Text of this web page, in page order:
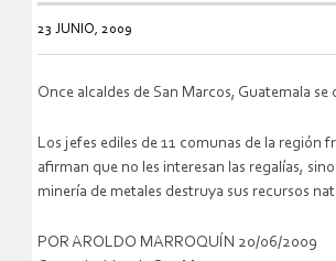
23 JUNIO, 2009
Once alcaldes de San Marcos, Guatemala se
Los jefes ediles de 11 comunas de la región
afirman que no les interesan las regalías,
minería de metales destruya sus recursos
POR AROLDO MARROQUÍN 20/06/2009